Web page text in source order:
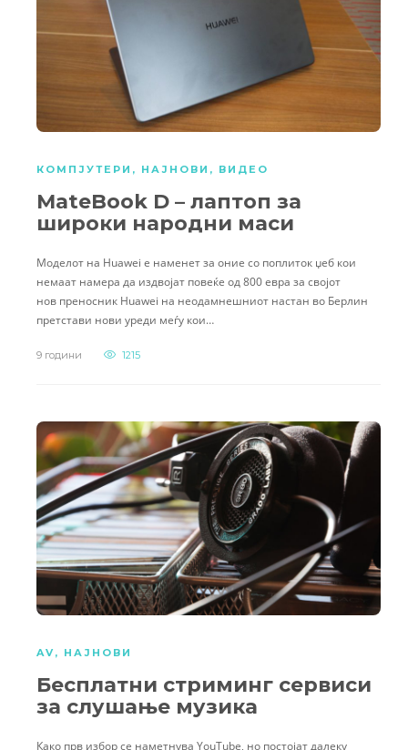
КОМПЈУТЕРИ , НАЈНОВИ , ВИДЕО
MateBook D – лаптоп за
широки народни маси
Моделот на Huawei е наменет за оние со поплиток џеб кои
немаат намера да издвојат повеќе од 800 евра за својот
нов преносник Huawei на неодамнешниот настан во Берлин
претстави нови уреди меѓу кои…
9 години 1215
AV , НАЈНОВИ
Бесплатни стриминг сервиси
за слушање музика
Како прв избор се наметнува YouTube, но постојат далеку